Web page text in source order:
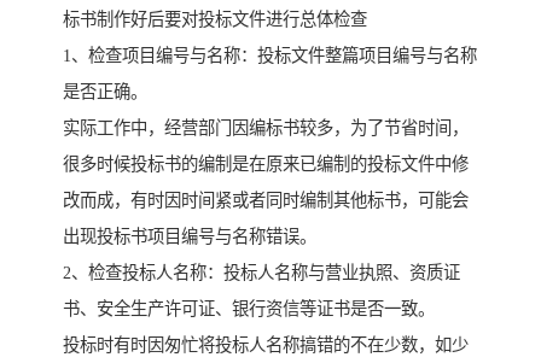
标书制作好后要对投标文件进行总体检查
1、检查项目编号与名称：投标文件整篇项目编号与名称
是否正确。
实际工作中，经营部门因编标书较多，为了节省时间，
很多时候投标书的编制是在原来已编制的投标文件中修
改而成，有时因时间紧或者同时编制其他标书，可能会
出现投标书项目编号与名称错误。
2、检查投标人名称：投标人名称与营业执照、资质证
书、安全生产许可证、银行资信等证书是否一致。
投标时有时因匆忙将投标人名称搞错的不在少数，如少